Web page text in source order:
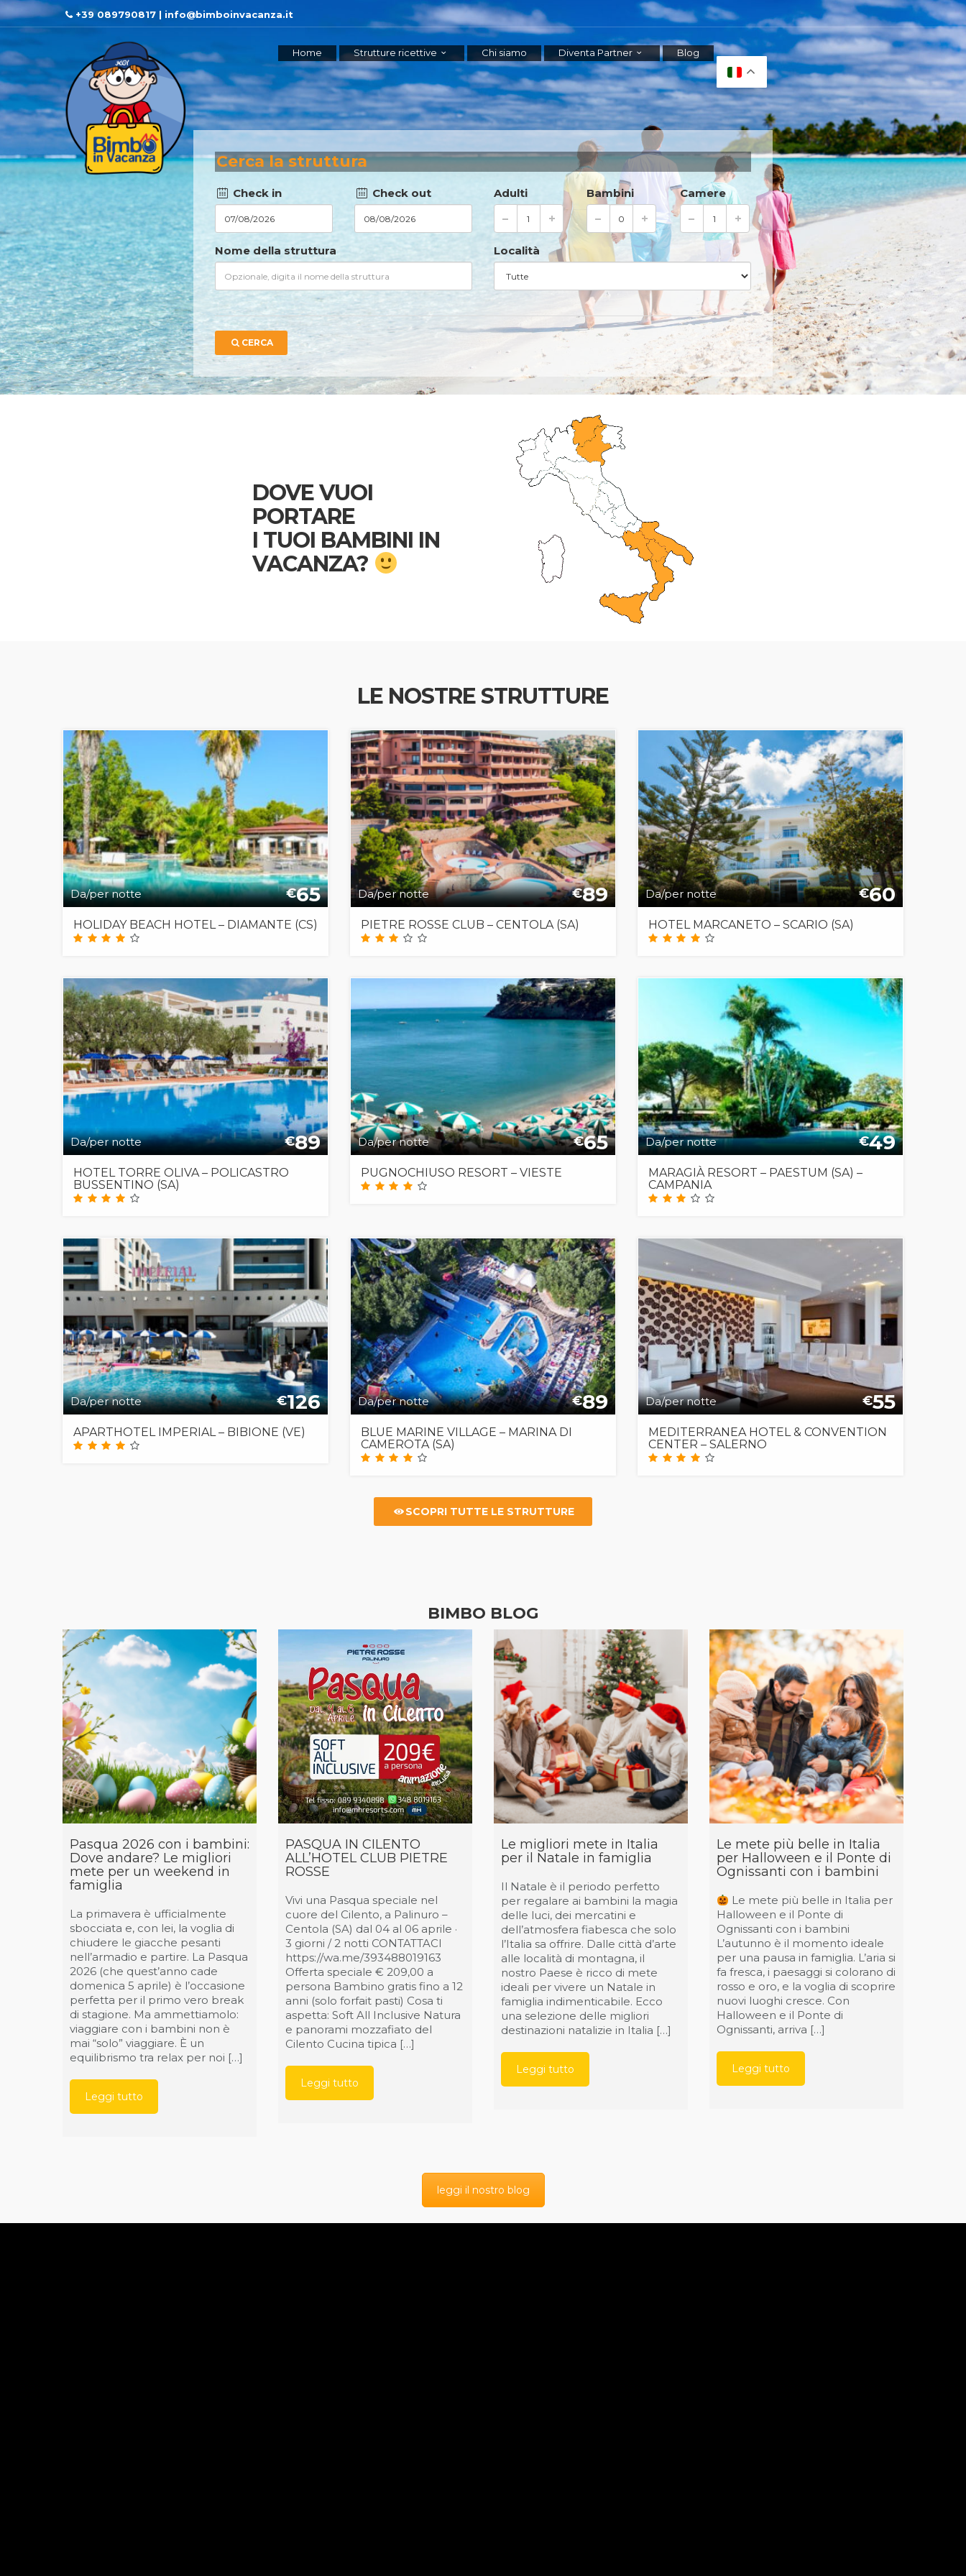
+39 089790817 | info@bimboinvacanza.it
Home Strutture ricettive Chi siamo Diventa Partner Blog
Cerca la struttura
Check in Check out Adulti Bambini Camere
Nome della struttura Località
CERCA
DOVE VUOI
PORTARE
I TUOI BAMBINI IN
VACANZA?
LE NOSTRE STRUTTURE
Da/per notte €65
HOLIDAY BEACH HOTEL – DIAMANTE (CS)
Da/per notte €89
PIETRE ROSSE CLUB – CENTOLA (SA)
Da/per notte €60
HOTEL MARCANETO – SCARIO (SA)
Da/per notte €89
HOTEL TORRE OLIVA – POLICASTRO
BUSSENTINO (SA)
Da/per notte €65
PUGNOCHIUSO RESORT – VIESTE
Da/per notte €49
MARAGIÀ RESORT – PAESTUM (SA) –
CAMPANIA
Da/per notte €126
APARTHOTEL IMPERIAL – BIBIONE (VE)
Da/per notte €89
BLUE MARINE VILLAGE – MARINA DI
CAMEROTA (SA)
Da/per notte €55
MEDITERRANEA HOTEL & CONVENTION
CENTER – SALERNO
SCOPRI TUTTE LE STRUTTURE
BIMBO BLOG
Pasqua 2026 con i bambini:
Dove andare? Le migliori
mete per un weekend in
famiglia
La primavera è ufficialmente
sbocciata e, con lei, la voglia di
chiudere le giacche pesanti
nell’armadio e partire. La Pasqua
2026 (che quest’anno cade
domenica 5 aprile) è l’occasione
perfetta per il primo vero break
di stagione. Ma ammettiamolo:
viaggiare con i bambini non è
mai “solo” viaggiare. È un
equilibrismo tra relax per noi […]
Leggi tutto
PASQUA IN CILENTO
ALL’HOTEL CLUB PIETRE
ROSSE
Vivi una Pasqua speciale nel
cuore del Cilento, a Palinuro –
Centola (SA) dal 04 al 06 aprile ·
3 giorni / 2 notti CONTATTACI
https://wa.me/393488019163
Offerta speciale € 209,00 a
persona Bambino gratis fino a 12
anni (solo forfait pasti) Cosa ti
aspetta: Soft All Inclusive Natura
e panorami mozzafiato del
Cilento Cucina tipica […]
Leggi tutto
Le migliori mete in Italia
per il Natale in famiglia
Il Natale è il periodo perfetto
per regalare ai bambini la magia
delle luci, dei mercatini e
dell’atmosfera fiabesca che solo
l’Italia sa offrire. Dalle città d’arte
alle località di montagna, il
nostro Paese è ricco di mete
ideali per vivere un Natale in
famiglia indimenticabile. Ecco
una selezione delle migliori
destinazioni natalizie in Italia […]
Leggi tutto
Le mete più belle in Italia
per Halloween e il Ponte di
Ognissanti con i bambini
Le mete più belle in Italia per
Halloween e il Ponte di
Ognissanti con i bambini
L’autunno è il momento ideale
per una pausa in famiglia. L’aria si
fa fresca, i paesaggi si colorano di
rosso e oro, e la voglia di scoprire
nuovi luoghi cresce. Con
Halloween e il Ponte di
Ognissanti, arriva […]
Leggi tutto
leggi il nostro blog